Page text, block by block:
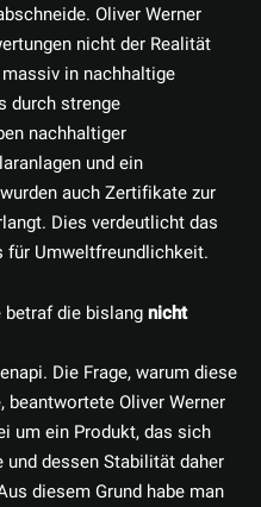
Oliver Werner
nicht der Realität
in nachhaltige
durch strenge
nachhaltiger
und ein
auch Zertifikate zur
Dies verdeutlicht das
für Umweltfreundlichkeit.
betraf die bislangnicht
Die Frage, warum diese
Oliver Werner
um ein Produkt, das sich
dessen Stabilität daher
diesem Grund habe man